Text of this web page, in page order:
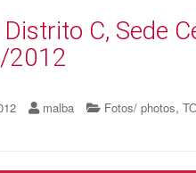
C, Sede
2012
malba Fotos/ photos,